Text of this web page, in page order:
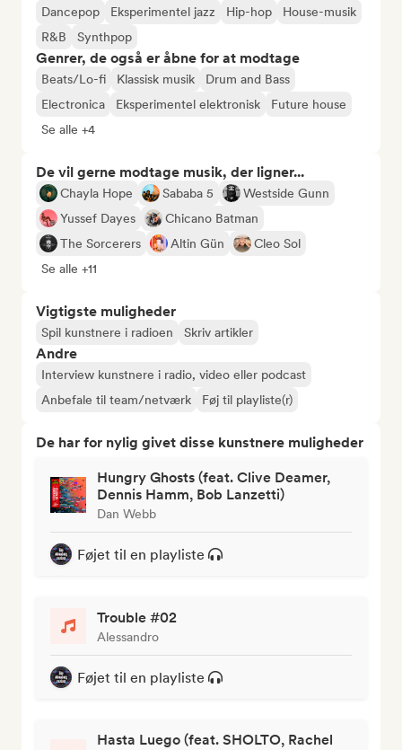
Dancepop Eksperimentel jazz Hip-hop
House-musik
R&B
Synthpop
Genrer, de også er åbne for at modtage
Beats/Lo-fi Klassisk musik
Drum and Bass
Electronica
Eksperimentel elektronisk
Future house
Se alle +4
De vil gerne modtage musik, der ligner...
Chayla Hope Sababa 5
Westside Gunn
Yussef Dayes
Chicano Batman
The Sorcerers
Altin Gün
Cleo Sol
Se alle +11
Vigtigste muligheder
Spil kunstnere i radioen Skriv artikler
Andre
Interview kunstnere i radio, video eller podcast
Anbefale til team/netværk
Føj til playliste(r)
De har for nylig givet disse kunstnere muligheder
Hungry Ghosts (feat. Clive Deamer,
Dennis Hamm, Bob Lanzetti)
Dan Webb
Føjet til en playliste
Trouble #02
Alessandro
Føjet til en playliste
Hasta Luego (feat. SHOLTO, Rachel